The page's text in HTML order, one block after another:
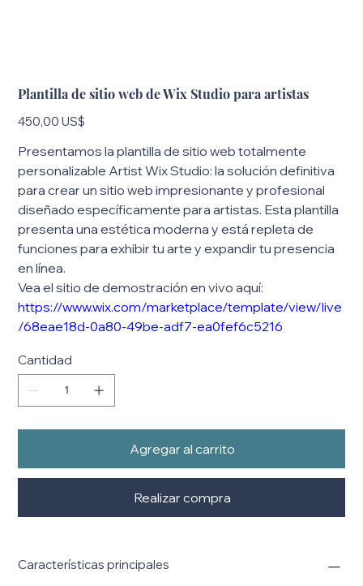
Plantilla de sitio web de Wix Studio para artistas
Precio
450,00 US$
Presentamos la plantilla de sitio web totalmente
personalizable Artist Wix Studio: la solución definitiva
para crear un sitio web impresionante y profesional
diseñado específicamente para artistas. Esta plantilla
presenta una estética moderna y está repleta de
funciones para exhibir tu arte y expandir tu presencia
en línea.
Vea el sitio de demostración en vivo aquí:
https://www.wix.com/marketplace/template/view/live
/68eae18d-0a80-49be-adf7-ea0fef6c5216
Cantidad
Agregar al carrito
Realizar compra
Características principales